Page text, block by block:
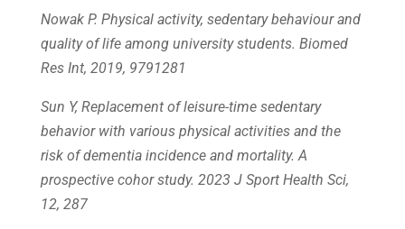
Nowak P. Physical activity, sedentary behaviour and
quality of life among university students. Biomed
Res Int, 2019, 9791281
Sun Y, Replacement of leisure-time sedentary
behavior with various physical activities and the
risk of dementia incidence and mortality. A
prospective cohor study. 2023 J Sport Health Sci,
12, 287